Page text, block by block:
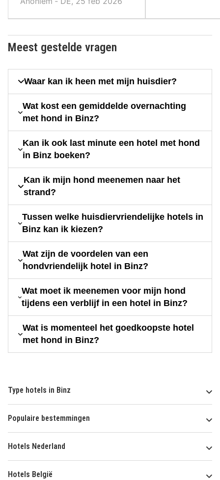
Meest gestelde vragen
Waar kan ik heen met mijn huisdier?
Wat kost een gemiddelde overnachting
met hond in Binz?
Kan ik ook last minute een hotel met hond
in Binz boeken?
Kan ik mijn hond meenemen naar het
strand?
Tussen welke huisdiervriendelijke hotels in
Binz kan ik kiezen?
Wat zijn de voordelen van een
hondvriendelijk hotel in Binz?
Wat moet ik meenemen voor mijn hond
tijdens een verblijf in een hotel in Binz?
Wat is momenteel het goedkoopste hotel
met hond in Binz?
Type hotels in Binz
Populaire bestemmingen
Hotels Nederland
Hotels België